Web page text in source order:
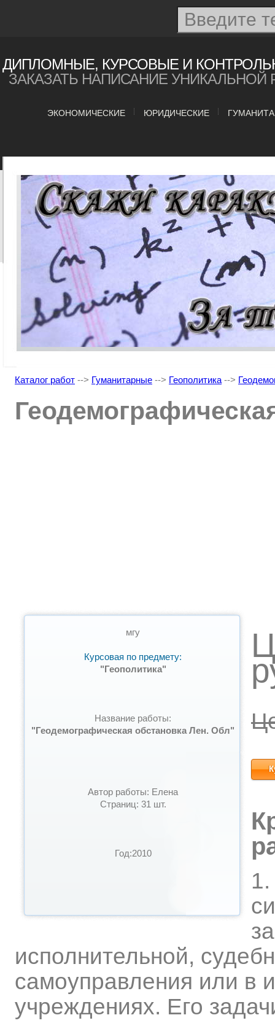
ДИПЛОМНЫЕ, КУРСОВЫЕ И
ЗАКАЗАТЬ НАПИСАНИЕ
ЭКОНОМИЧЕСКИЕ ЮРИДИЧЕСКИЕ
Каталог работ --> Гуманитарные --> Геополитика -->
мгу
Курсовая по предмету:
"Геополитика"
Название работы:
"Геодемографическая обстановка Лен. Обл"
Автор работы: Елена
Страниц: 31 шт.
Год:2010
исполнительной,
самоуправления или в
учреждениях. Его